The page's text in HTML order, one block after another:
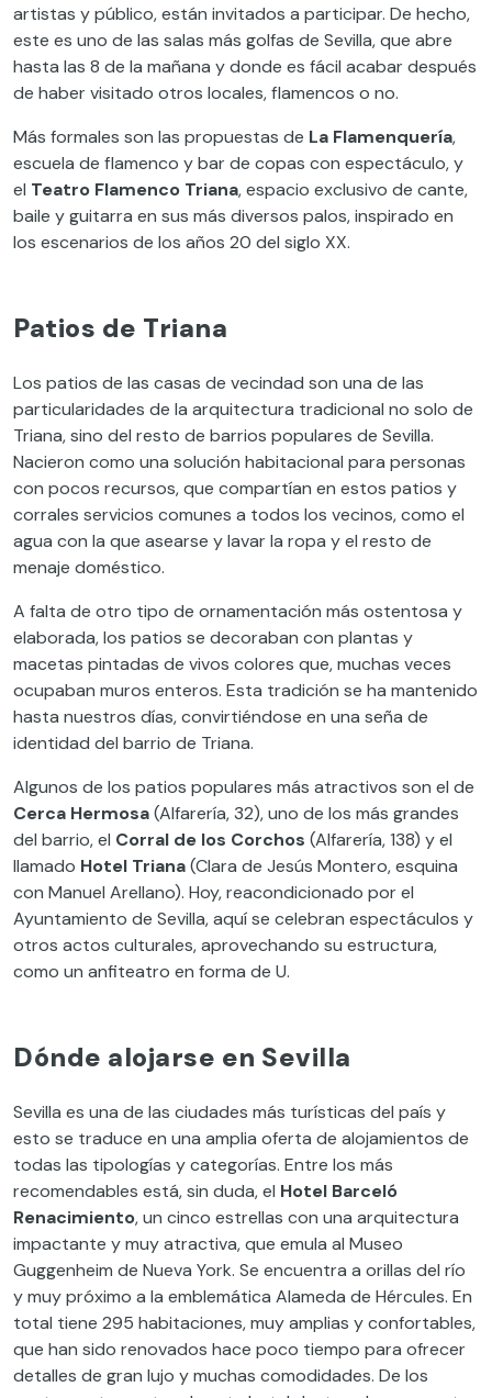
artistas y público, están invitados a participar. De hecho,
este es uno de las salas más golfas de Sevilla, que abre
hasta las 8 de la mañana y donde es fácil acabar después
de haber visitado otros locales, flamencos o no.
Más formales son las propuestas de La Flamenquería,
escuela de flamenco y bar de copas con espectáculo, y
el Teatro Flamenco Triana, espacio exclusivo de cante,
baile y guitarra en sus más diversos palos, inspirado en
los escenarios de los años 20 del siglo XX.
Patios de Triana
Los patios de las casas de vecindad son una de las
particularidades de la arquitectura tradicional no solo de
Triana, sino del resto de barrios populares de Sevilla.
Nacieron como una solución habitacional para personas
con pocos recursos, que compartían en estos patios y
corrales servicios comunes a todos los vecinos, como el
agua con la que asearse y lavar la ropa y el resto de
menaje doméstico.
A falta de otro tipo de ornamentación más ostentosa y
elaborada, los patios se decoraban con plantas y
macetas pintadas de vivos colores que, muchas veces
ocupaban muros enteros. Esta tradición se ha mantenido
hasta nuestros días, convirtiéndose en una seña de
identidad del barrio de Triana.
Algunos de los patios populares más atractivos son el de
Cerca Hermosa(Alfarería, 32), uno de los más grandes
del barrio, el Corral de los Corchos (Alfarería, 138) y el
llamado Hotel Triana(Clara de Jesús Montero, esquina
con Manuel Arellano). Hoy, reacondicionado por el
Ayuntamiento de Sevilla, aquí se celebran espectáculos y
otros actos culturales, aprovechando su estructura,
como un anfiteatro en forma de U.
Dónde alojarse en Sevilla
Sevilla es una de las ciudades más turísticas del país y
esto se traduce en una amplia oferta de alojamientos de
todas las tipologías y categorías. Entre los más
recomendables está, sin duda, el Hotel Barceló
Renacimiento, un cinco estrellas con una arquitectura
impactante y muy atractiva, que emula al Museo
Guggenheim de Nueva York. Se encuentra a orillas del río
y muy próximo a la emblemática Alameda de Hércules. En
total tiene 295 habitaciones, muy amplias y confortables,
que han sido renovados hace poco tiempo para ofrecer
detalles de gran lujo y muchas comodidades. De los